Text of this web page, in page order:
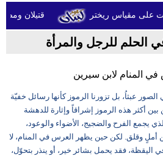
ثقافة
وموسيقى
صحة
قتيلان ومصابون جراء 14 غارة إسرائيلية
الحلم للرجل والمرأة
في المنام لابن سيرين
الصور عبثاُ، بل تزورنا الرموز كأنها رسائل خفيّة
أكثر هذه الرموز إشراقاً وإثارة للدهشة
يجمع الفرح والضجيج، الأضواء والوعود،
أملٍ وقلق. لكن حين يظهر العرس في المنام، لا
اليقظة، فقد يحمل بشائر خير، أو ينذر بتحوّل،